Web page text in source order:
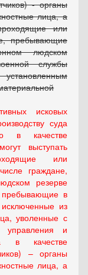
- органы
лица, а
или
пребывающие
людском
службы
исковых
суда
в качестве
выступать
или
граждане,
резерве
пребывающие в
из
уволенные с
управления и
в качестве
– органы
лица, а